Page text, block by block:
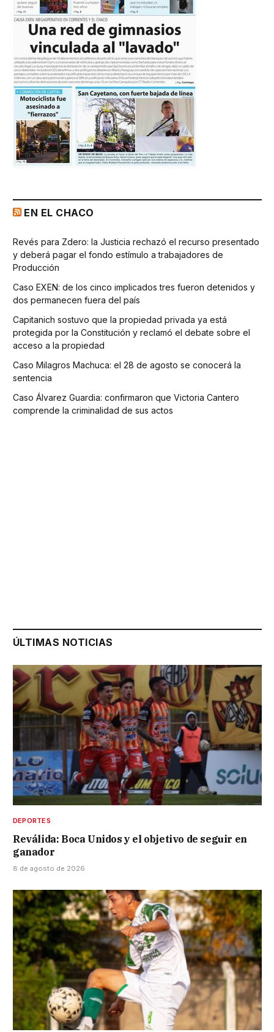
EN EL CHACO
Revés para Zdero: la Justicia rechazó el recurso presentado
y deberá pagar el fondo estímulo a trabajadores de
Producción
Caso EXEN: de los cinco implicados tres fueron detenidos y
dos permanecen fuera del país
Capitanich sostuvo que la propiedad privada ya está
protegida por la Constitución y reclamó el debate sobre el
acceso a la propiedad
Caso Milagros Machuca: el 28 de agosto se conocerá la
sentencia
Caso Álvarez Guardia: confirmaron que Victoria Cantero
comprende la criminalidad de sus actos
ÚLTIMAS NOTICIAS
DEPORTES
Reválida: Boca Unidos y el objetivo de seguir en
ganador
8 de agosto de 2026